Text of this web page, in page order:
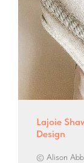
Lajoie
Design
© Alison